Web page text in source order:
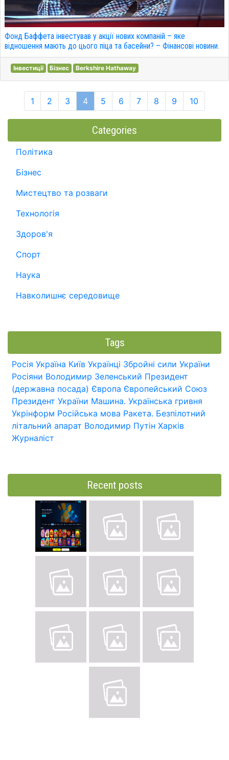
Фонд Баффета інвестував у акції нових компаній – яке
відношення мають до цього піца та басейни? – Фінансові новини.
Інвестиції Бізнес Berkshire Hathaway
1 2 3 4 5 6 7 8 9 10
Categories
Політика
Бізнес
Мистецтво та розваги
Технологія
Здоров'я
Спорт
Наука
Навколишнє середовище
Tags
Росія Україна Київ Українці Збройні сили України
Росіяни Володимир Зеленський Президент
(державна посада) Європа Європейський Союз
Президент України Машина. Українська гривня
Укрінформ Російська мова Ракета. Безпілотний
літальний апарат Володимир Путін Харків
Журналіст
Recent posts